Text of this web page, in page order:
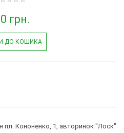
грн.
ДО КОШИКА
пл. Кононенко, 1, авторинок "Лоск"